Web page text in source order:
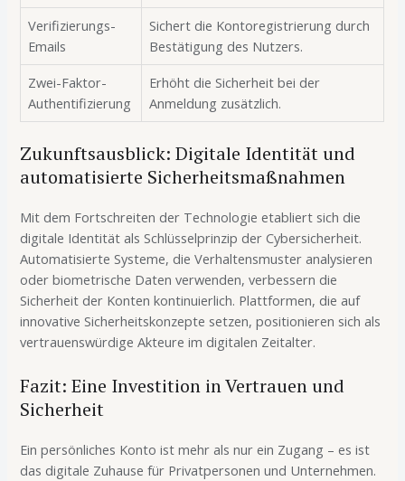
Verifizierungs-
Emails
Sichert die Kontoregistrierung durch
Bestätigung des Nutzers.
Zwei-Faktor-
Authentifizierung
Erhöht die Sicherheit bei der
Anmeldung zusätzlich.
Zukunftsausblick: Digitale Identität und
automatisierte Sicherheitsmaßnahmen
Mit dem Fortschreiten der Technologie etabliert sich die
digitale Identität als Schlüsselprinzip der Cybersicherheit.
Automatisierte Systeme, die Verhaltensmuster analysieren
oder biometrische Daten verwenden, verbessern die
Sicherheit der Konten kontinuierlich. Plattformen, die auf
innovative Sicherheitskonzepte setzen, positionieren sich als
vertrauenswürdige Akteure im digitalen Zeitalter.
Fazit: Eine Investition in Vertrauen und
Sicherheit
Ein persönliches Konto ist mehr als nur ein Zugang – es ist
das digitale Zuhause für Privatpersonen und Unternehmen.